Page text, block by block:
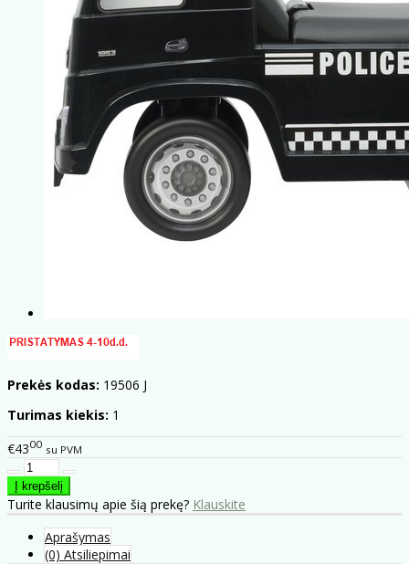
Prekės kodas: 19506 J
Turimas kiekis: 1
€4300 su PVM
Turite klausimų apie šią prekę? Klauskite
Aprašymas
(0) Atsiliepimai